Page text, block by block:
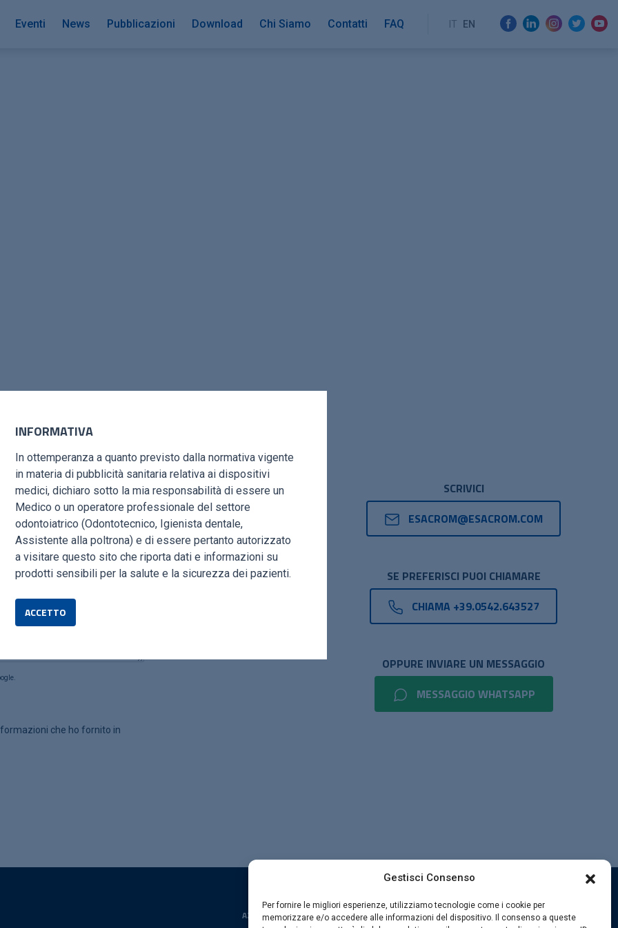
Gestisci Consenso
Per fornire le migliori esperienze, utilizziamo tecnologie come i cookie per
memorizzare e/o accedere alle informazioni del dispositivo. Il consenso a queste
Eventi News Pubblicazioni Download Chi Siamo Contatti FAQ IT EN
che ho fornito in
SCRIVICI
ESACROM@ESACROM.COM
SE PREFERISCI PUOI CHIAMARE
CHIAMA +39.0542.643527
OPPURE INVIARE UN MESSAGGIO
MESSAGGIO WHATSAPP
AZIENDA SEGUICI SUI SOCIAL
INFORMATIVA
In ottemperanza a quanto previsto dalla normativa vigente
in materia di pubblicità sanitaria relativa ai dispositivi
medici, dichiaro sotto la mia responsabilità di essere un
Medico o un operatore professionale del settore
odontoiatrico (Odontotecnico, Igienista dentale,
Assistente alla poltrona) e di essere pertanto autorizzato
a visitare questo sito che riporta dati e informazioni su
prodotti sensibili per la salute e la sicurezza dei pazienti.
ACCETTO